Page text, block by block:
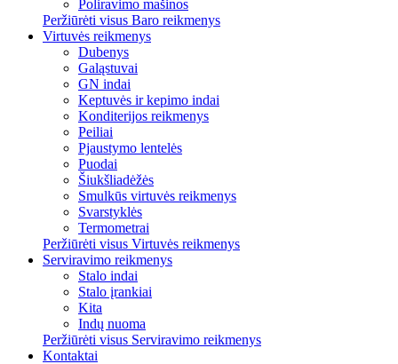
Poliravimo mašinos
Peržiūrėti visus Baro reikmenys
Virtuvės reikmenys
Dubenys
Galąstuvai
GN indai
Keptuvės ir kepimo indai
Konditerijos reikmenys
Peiliai
Pjaustymo lentelės
Puodai
Šiukšliadėžės
Smulkūs virtuvės reikmenys
Svarstyklės
Termometrai
Peržiūrėti visus Virtuvės reikmenys
Serviravimo reikmenys
Stalo indai
Stalo įrankiai
Kita
Indų nuoma
Peržiūrėti visus Serviravimo reikmenys
Kontaktai